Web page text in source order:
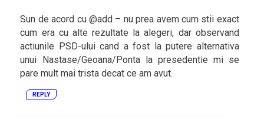
Sun de acord cu @add – nu prea avem cum stii exact
cum era cu alte rezultate la alegeri, dar observand
actiunile PSD-ului cand a fost la putere alternativa
unui Nastase/Geoana/Ponta la presedentie mi se
pare mult mai trista decat ce am avut.
REPLY